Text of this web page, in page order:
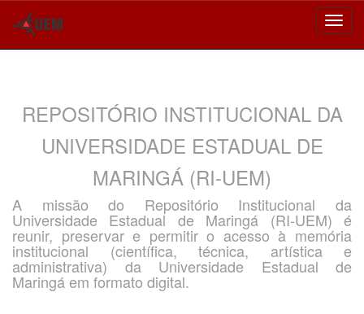
REPOSITÓRIO INSTITUCIONAL DA
UNIVERSIDADE ESTADUAL DE
MARINGÁ (RI-UEM)
A missão do Repositório Institucional da
Universidade Estadual de Maringá (RI-UEM) é
reunir, preservar e permitir o acesso à memória
institucional (científica, técnica, artística e
administrativa) da Universidade Estadual de
Maringá em formato digital.